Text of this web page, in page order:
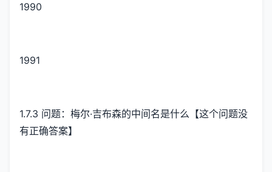
1990
1991
1.7.3 问题：梅尔·吉布森的中间名是什么【这个问题没
有正确答案】